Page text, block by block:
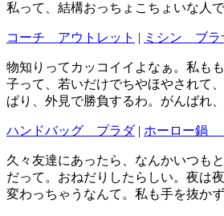
私って、結構おっちょこちょいな人
コーチ アウトレット | ミシン ブラ
物知りってカッコイイよなぁ。私も
子って、若いだけでちやほやされて
ぱり、外見で勝負するわ。がんばれ
ハンドバッグ プラダ| ホーロー鍋
久々友達にあったら、なんかいつも
だって。おねだりしたらしい。夜は
変わっちゃうなんて。私も手を抜か